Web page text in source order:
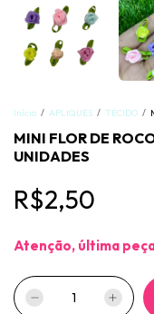
Início / APLIQUES / TECIDO /
MINI FLOR DE
UNIDADES
R$2,50
Atenção, última